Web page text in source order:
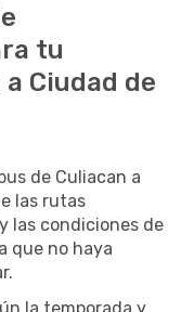
tu
Ciudad de
de Culiacan a
las rutas
las condiciones de
que no haya